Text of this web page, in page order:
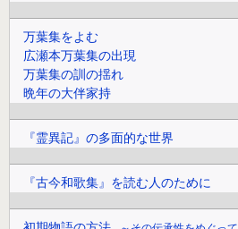
万葉集をよむ
広瀬本万葉集の出現
万葉集の訓の揺れ
晩年の大伴家持
『霊異記』の多面的な世界
『古今和歌集』を読む人のために